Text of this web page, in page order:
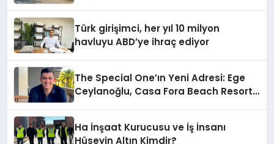
Türk girişimci, her yıl 10 milyon
havluyu ABD’ye ihraç ediyor
The Special One’ın Yeni Adresi: Ege
Ceylanoğlu, Casa Fora Beach Resort
Ha İnşaat Kurucusu ve İş İnsanı
Hüseyin Altın Kimdir?